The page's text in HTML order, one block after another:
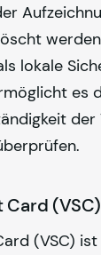
lokale
es
Card (VSC)
(VSC) ist